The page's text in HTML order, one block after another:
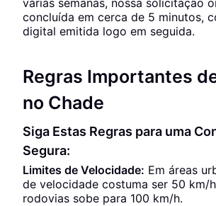
várias semanas, nossa solicitação
concluída em cerca de 5 minutos,
digital emitida logo em seguida.
Regras Importantes
no Chade
Siga Estas Regras para uma
Segura:
Limites de Velocidade: Em áreas
de velocidade costuma ser 50 km/
rodovias sobe para 100 km/h.